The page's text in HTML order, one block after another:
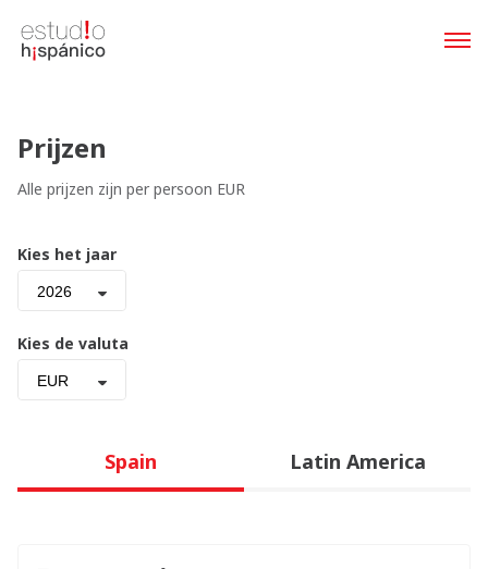
Prijzen
Alle prijzen zijn per persoon EUR
Kies het jaar
2026
Kies de valuta
EUR
Spain Latin America